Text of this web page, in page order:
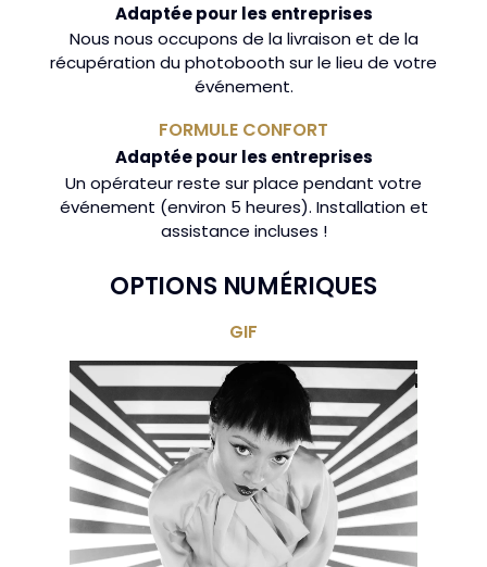
Adaptée pour les entreprises
Nous nous occupons de la livraison et de la
récupération du photobooth sur le lieu de votre
événement.
FORMULE CONFORT
Adaptée pour les entreprises
Un opérateur reste sur place pendant votre
événement (environ 5 heures). Installation et
assistance incluses !
OPTIONS NUMÉRIQUES
GIF